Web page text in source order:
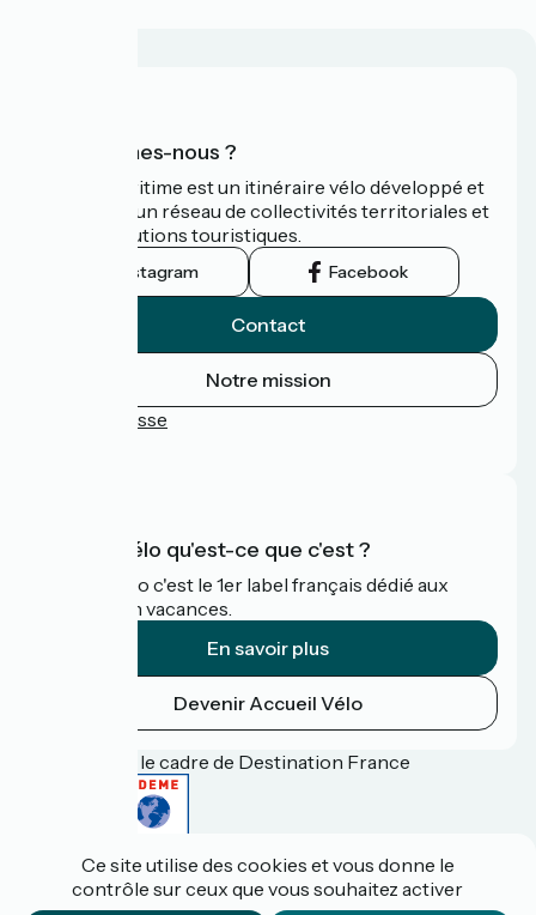
Qui sommes-nous ?
La Vélomaritime est un itinéraire vélo développé et
promu par un réseau de collectivités territoriales et
leurs institutions touristiques.
Instagram Facebook
Contact
Notre mission
Espace Presse
Accueil Vélo qu'est-ce que c'est ?
Accueil Vélo c'est le 1er label français dédié aux
cyclistes en vacances.
En savoir plus
Devenir Accueil Vélo
Financé dans le cadre de Destination France
Espace pro / presse
Ce site utilise des cookies et vous donne le
contrôle sur ceux que vous souhaitez activer